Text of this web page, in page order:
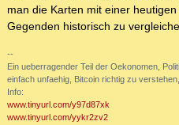
man die Karten mit einer
Gegenden historisch zu
--
Ein ueberragender Teil der Oekonomen,
einfach unfaehig, Bitcoin richtig zu
Info:
www.tinyurl.com/y97d87xk
www.tinyurl.com/yykr2zv2